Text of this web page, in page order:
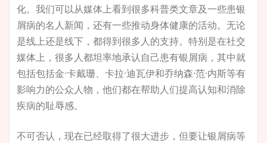
化。我们可以从媒体上看到很多科普类文章及一些患银
屑病的名人新闻，还有一些推动身体健康的活动。无论
是线上还是线下，都得到很多人的支持。特别是在社交
媒体上，很多人都坦率地承认自己患有银屑病，其中就
包括包括金·卡戴珊、卡拉·迪瓦伊和乔纳森·范·内斯等有
影响力的公众人物，他们都在帮助人们提高认知和消除
疾病的耻辱感。
不可否认，现在已经取得了很大进步，但要让银屑病等